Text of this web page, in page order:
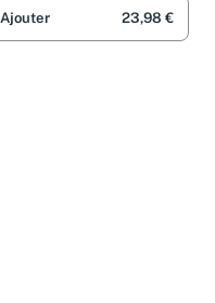
Ajouter 23,98 €